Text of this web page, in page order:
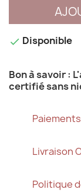
 Disponible
Bon à savoir :
certifié sans
Livraison
Politique